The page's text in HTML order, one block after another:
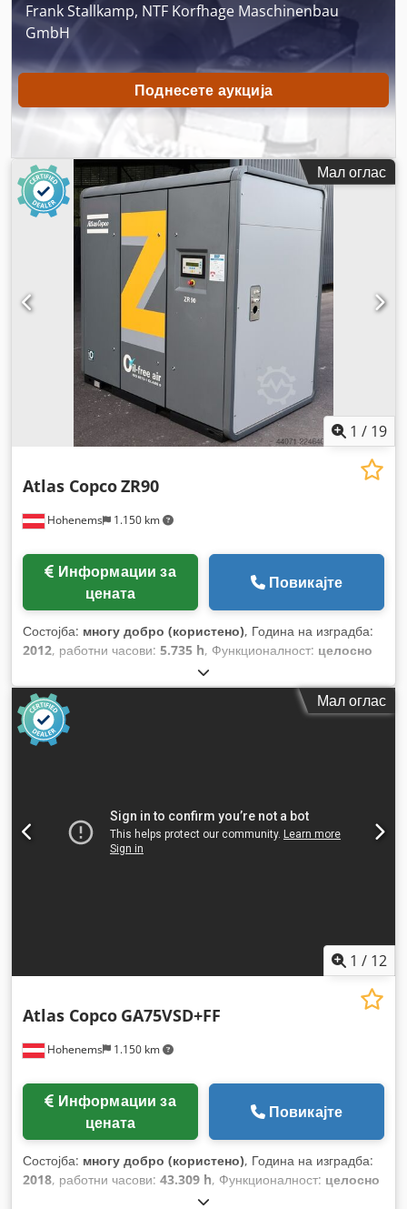
Frank Stallkamp, NTF Korfhage Maschinenbau
GmbH
Поднесете аукција
Мал оглас
1 / 19
Hohenems 1.150 km
Atlas CopcoZR90
цената
Повикајте
Состојба: многу добро (користено), Година на изградба:
2012, работни часови: 5.735 h, Функционалност: целосно
Мал оглас
1 / 12
Hohenems 1.150 km
Atlas Copco GA75VSD+FF
цената
Повикајте
Состојба: многу добро (користено), Година на изградба:
2018, работни часови: 43.309 h, Функционалност: целосно